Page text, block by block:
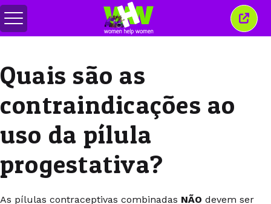
Alternar
menu
esta
Quais são as
contraindicações ao
uso da pílula
progestativa?
As pílulas contraceptivas combinadas NÃO devem ser